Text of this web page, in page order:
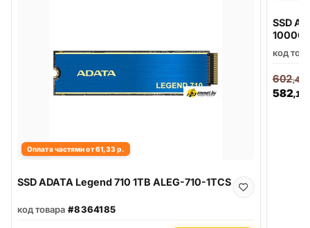
Оплата частями от 61,33 р.
SSD ADATA Legend 710 1TB ALEG-710-1TCS
код товара #8364185
SSD
код
582,10
602,47